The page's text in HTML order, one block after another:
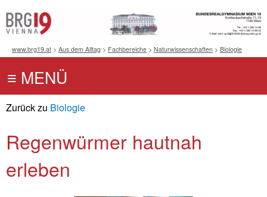
www.brg19.at > Aus dem Alltag > Fachbereiche > Naturwissenschaften > Biologie
Zurück zu Biologie
Regenwürmer hautnah
erleben